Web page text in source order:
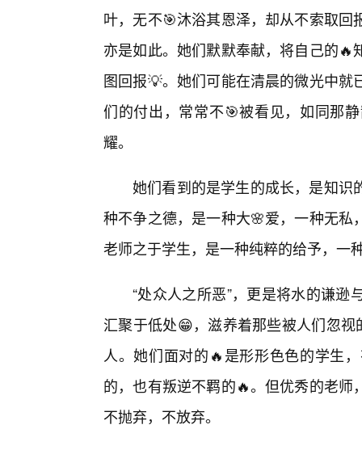
叶，无不🎯沐浴其恩泽，却从不索取
亦是如此。她们默默奉献，将自己的
图回报💡。她们可能在清晨的微光中
们的付出，常常不🎯被看见，如同那
耀。
她们看到的是学生的成长，是知识
种不争之德，是一种大🌸爱，一种无
老师之于学生，是一种纯粹的给予，一
“处众人之所恶”，更是将水的谦
汇聚于低处😁，滋养着那些被人们忽
人。她们面对的🔥是形形色色的学生
的，也有叛逆不羁的🔥。但优秀的老
不抛弃，不放弃。